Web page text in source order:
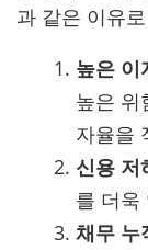
과 같은 이유
높은 이
높은 위
자율을
신용 저
를 더욱
채무 누